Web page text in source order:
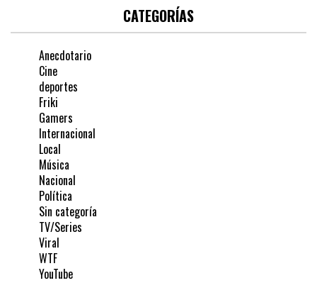
CATEGORÍAS
Anecdotario
Cine
deportes
Friki
Gamers
Internacional
Local
Música
Nacional
Política
Sin categoría
TV/Series
Viral
WTF
YouTube